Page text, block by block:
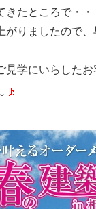
きたところで・・
がりましたので
見学にいらした